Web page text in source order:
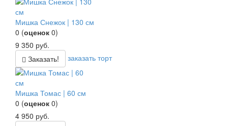
Мишка Снежок | 130 см
0 (оценок 0)
9 350 руб.
Заказать!
заказать торт
Мишка Томас | 60 см
0 (оценок 0)
4 950 руб.